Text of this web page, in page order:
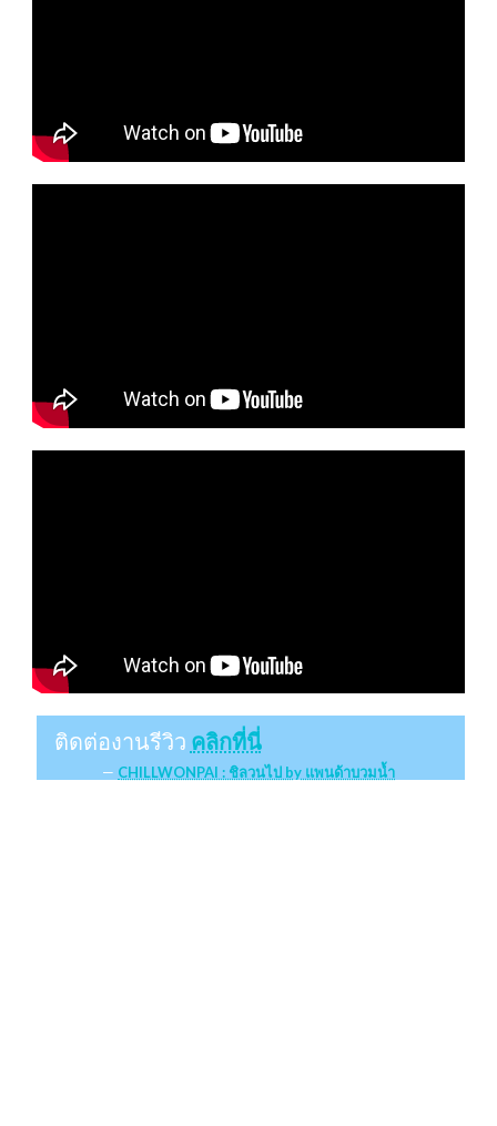
ติดต่องานรีวิว คลิกที่นี่
CHILLWONPAI : ชิลวนไป by แพนด้าบวมน้ำ